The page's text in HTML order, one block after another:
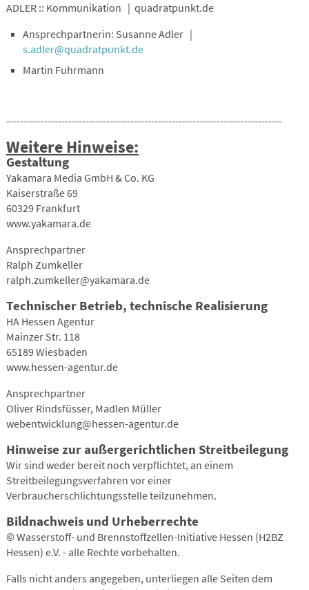
ADLER :: Kommunikation | quadratpunkt.de
Ansprechpartnerin: Susanne Adler |
s.adler@quadratpunkt.de
Martin Fuhrmann
--------------------------------------------------------------------------------
Weitere Hinweise:
Gestaltung
Yakamara Media GmbH & Co. KG
Kaiserstraße 69
60329 Frankfurt
www.yakamara.de
Ansprechpartner
Ralph Zumkeller
ralph.zumkeller@yakamara.de
Technischer Betrieb, technische Realisierung
HA Hessen Agentur
Mainzer Str. 118
65189 Wiesbaden
www.hessen-agentur.de
Ansprechpartner
Oliver Rindsfüsser, Madlen Müller
webentwicklung@hessen-agentur.de
Hinweise zur außergerichtlichen Streitbeilegung
Wir sind weder bereit noch verpflichtet, an einem
Streitbeilegungsverfahren vor einer
Verbraucherschlichtungsstelle teilzunehmen.
Bildnachweis und Urheberrechte
© Wasserstoff- und Brennstoffzellen-Initiative Hessen (H2BZ
Hessen) e.V. - alle Rechte vorbehalten.
Falls nicht anders angegeben, unterliegen alle Seiten dem